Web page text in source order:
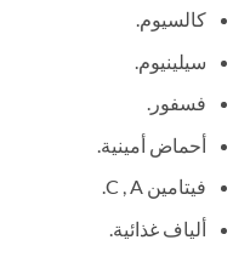
كالسيوم.
سيلينيوم.
فسفور.
أحماض أمينية.
فيتامين C , A.
ألياف غذائية.